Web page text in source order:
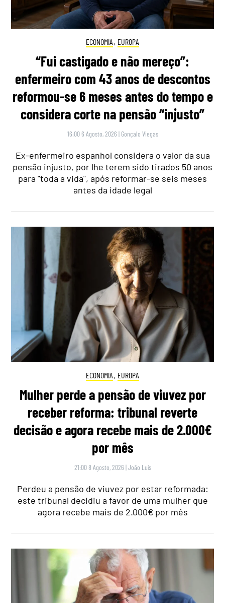
ECONOMIA , EUROPA
“Fui castigado e não mereço”:
enfermeiro com 43 anos de descontos
reformou-se 6 meses antes do tempo e
considera corte na pensão “injusto”
16:00 6 Agosto, 2026 | Gonçalo Viegas
Ex-enfermeiro espanhol considera o valor da sua
pensão injusto, por lhe terem sido tirados 50 anos
para "toda a vida", após reformar-se seis meses
antes da idade legal
ECONOMIA , EUROPA
Mulher perde a pensão de viuvez por
receber reforma: tribunal reverte
decisão e agora recebe mais de 2.000€
por mês
21:00 8 Agosto, 2026 |João Luís
Perdeu a pensão de viuvez por estar reformada:
este tribunal decidiu a favor de uma mulher que
agora recebe mais de 2.000€ por mês